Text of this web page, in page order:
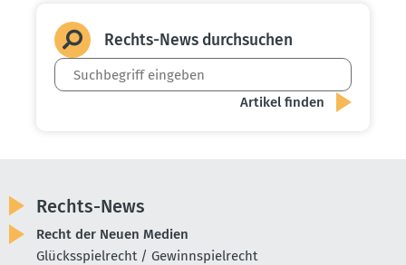
Rechts-News durch­suchen
Rechts-News
Recht der Neuen Medien
Glücksspielrecht / Gewinnspielrecht